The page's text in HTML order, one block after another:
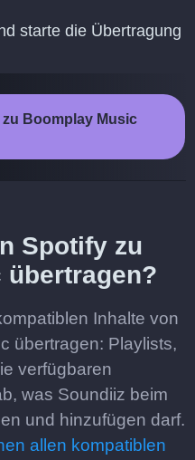
starte die Übertragung
Boomplay Music
Spotify zu
übertragen?
Inhalte von
übertragen: Playlists,
verfügbaren
was Soundiiz beim
und hinzufügen darf.
allen kompatiblen